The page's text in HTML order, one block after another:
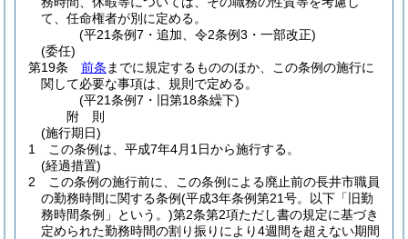
て、任命権者が別に定める。
(平21条例7・追加、令2条例3・一部改正)
(委任)
第19条
前条 までに規定するもののほか、この条例の施行に
関して必要な事項は、規則で定める。
(平21条例7・旧第18条繰下)
附 則
(施行期日)
1
この条例は、平成7年4月1日から施行する。
(経過措置)
2
この条例の施行前に、この条例による廃止前の長井市職員
の勤務時間に関する条例(平成3年条例第21号。以下「旧勤
務時間条例」という。)第2条第2項ただし書の規定に基づき
定められた勤務時間の割り振りにより4週間を超えない期間